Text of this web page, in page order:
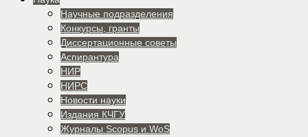
Научные подразделения
Конкурсы, гранты
Диссертационные советы
Аспирантура
НИР
НИРС
Новости науки
Издания КЧГУ
Журналы Scopus и WoS